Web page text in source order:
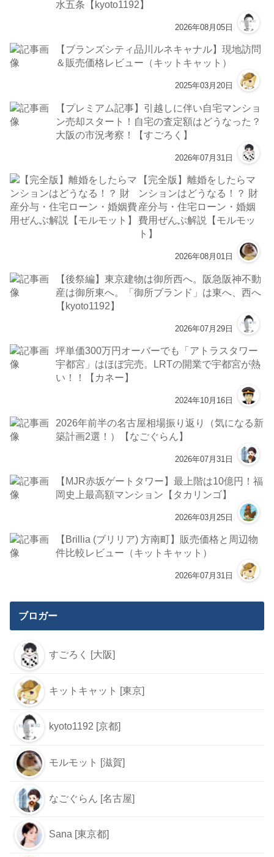
水五条【kyoto1192】
2026年08月05日
【ブランズシティ品川ルネキャナル】現地訪問
＆販売価格レビュー（キットキャット）
2025年03月20日
【プレミアム記事】引越しに伴い自宅マンショ
ン売却スタート！自宅の査定額はどうなった？
大阪の市況考察！【すごろく】
2026年07月31日
【完全版】離婚をしたらマ
ンションはどうなる！？ 財
産分与・住宅ローン・婚姻
費用ぜんぶ解説【モルモッ
ト】
2026年08月01日
【後祭編】東京建物は御所西へ。阪急阪神不動
産は御所東へ。「御所ブランド」は東へ、西へ
【kyoto1192】
2026年07月29日
坪単価300万円オーバーでも「アトラスタワー
宇都宮」はほぼ完売。LRTの開業で宇都宮が熱
い！！【カネー】
2024年10月16日
2026年前半の名古屋相場振り返り（気になる新
築計画2選！）【なごぐらん】
2026年07月31日
【MJR赤坂ゲートタワー】最上階は10億円！福
岡史上最高額マンション【タカリンゴ】
2026年03月25日
【Brillia (ブリリア) 方南町】販売価格と周辺物
件比較レビュー（キットキャット）
2026年07月31日
ブロガー
すごろく [大阪]
キットキャット [東京]
kyoto1192 [京都]
モルモット [滋賀]
なごぐらん [名古屋]
Sana [東京都]